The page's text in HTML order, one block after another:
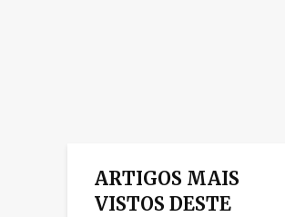
ARTIGOS MAIS
VISTOS DESTE